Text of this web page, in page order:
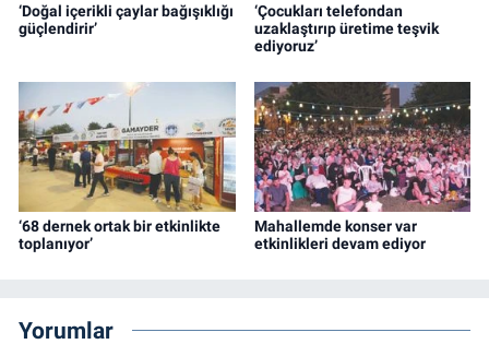
‘Doğal içerikli çaylar bağışıklığı
güçlendirir’
‘Çocukları telefondan
uzaklaştırıp üretime teşvik
ediyoruz’
‘68 dernek ortak bir etkinlikte
toplanıyor’
Mahallemde konser var
etkinlikleri devam ediyor
Yorumlar